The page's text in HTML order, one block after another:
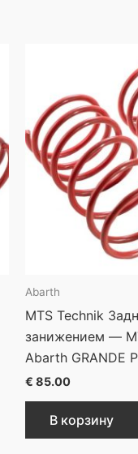
Abarth
MTS Technik
занижением —
Abarth GRANDE
€ 85.00
В корзину